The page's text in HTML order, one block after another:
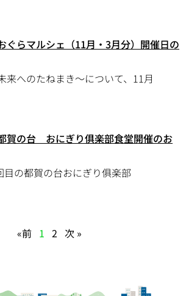
ぐらマルシェ（11月・3月分）開催日の
来へのたねまき～について、11月
賀の台 おにぎり俱楽部食堂開催のお
の都賀の台おにぎり俱楽部
«前 1 2 次 »